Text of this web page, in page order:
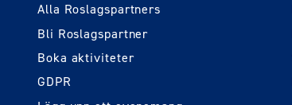
Alla Roslagspartners
Bli Roslagspartner
Boka aktiviteter
GDPR